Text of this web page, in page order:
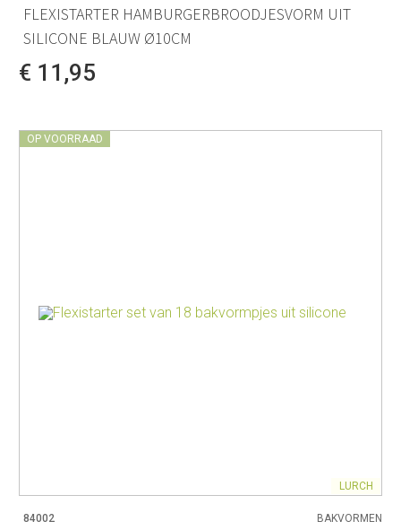
FLEXISTARTER HAMBURGERBROODJESVORM UIT
SILICONE BLAUW Ø10CM
€ 11,95
OP VOORRAAD
LURCH
84002 BAKVORMEN